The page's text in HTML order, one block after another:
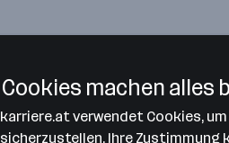
Bitte
Cookies machen alles
karriere.at verwendet Cookies,
sicherzustellen. Ihre Zustimmung